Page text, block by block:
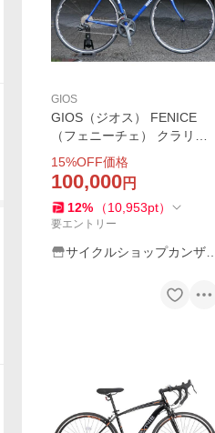
GIOS
GIOS（ジオス） FENICE
（フェニーチェ） クラリス
デル ロードバイク 自転車 サ
イクリング【店頭受取送料無
料】
15%OFF価格
100,000円
12% （10,953pt）
要エントリー
サイクルショップカンザキ